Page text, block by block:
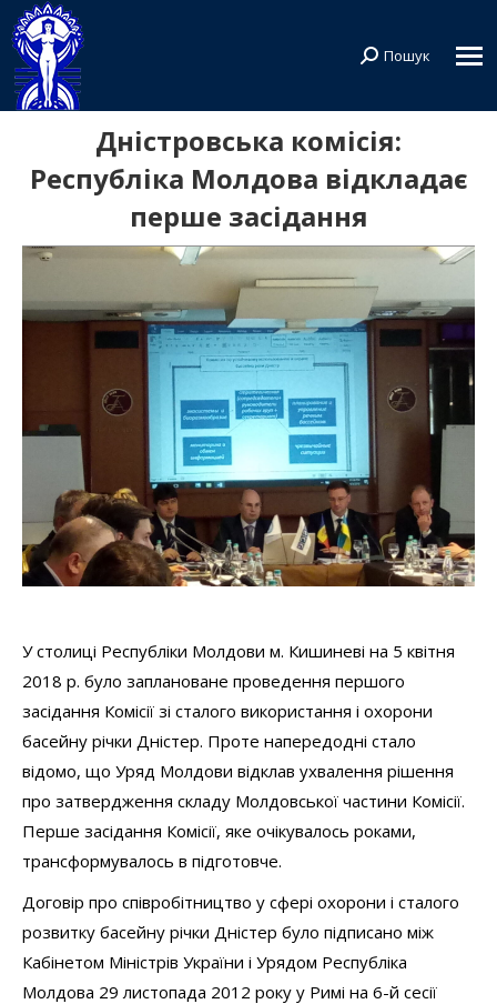
Search:
Пошук
Дністровська комісія:
Республіка Молдова відкладає
перше засідання
У столиці Республіки Молдови м. Кишиневі на 5 квітня
2018 р. було заплановане проведення першого
засідання Комісії зі сталого використання і охорони
басейну річки Дністер. Проте напередодні стало
відомо, що Уряд Молдови відклав ухвалення рішення
про затвердження складу Молдовської частини Комісії.
Перше засідання Комісії, яке очікувалось роками,
трансформувалось в підготовче.
Договір про співробітництво у сфері охорони і сталого
розвитку басейну річки Дністер було підписано між
Кабінетом Міністрів України і Урядом Республіка
Молдова 29 листопада 2012 року у Римі на 6-й сесії